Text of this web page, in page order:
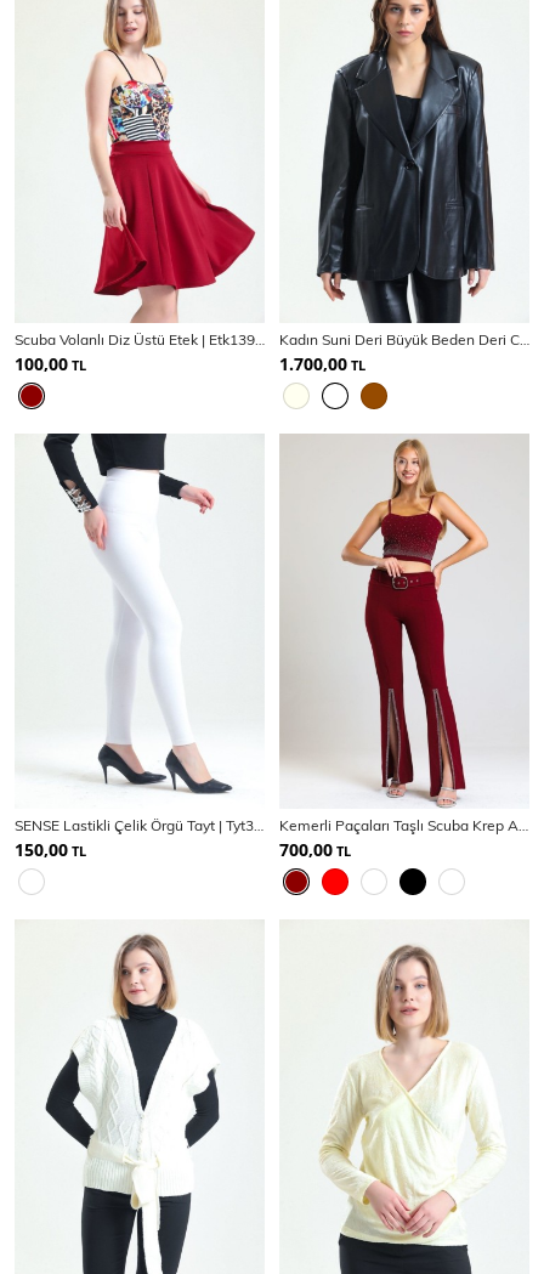
Scuba Volanlı Diz Üstü Etek | Etk13994Uz
100,00 TL
Kadın Suni Deri Büyük Beden Deri Ceket | Ckt33280
1.700,00 TL
SENSE Lastikli Çelik Örgü Tayt | Tyt33013
150,00 TL
Kemerli Paçaları Taşlı Scuba Krep Abiye Büyük Beden Pantolon | Pnt34185
700,00 TL